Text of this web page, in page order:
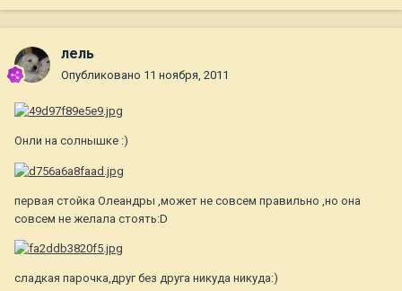
лель
Опубликовано 11 ноября, 2011
Онли на солнышке :)
первая стойка Олеандры ,может не совсем правильно ,но она
совсем не желала стоять:D
сладкая парочка,друг без друга никуда никуда:)